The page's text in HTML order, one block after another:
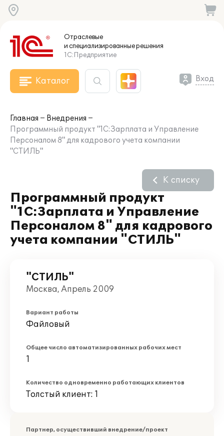
Отраслевые
и специализированныерешения
1С:Предприятие
Каталог Вход
Главная
Внедрения
Программный продукт "1С:Зарплата и Управление
Персоналом 8" для кадрового учета компании
"СТИЛЬ"
Программный продукт
"1С:Зарплата и Управление
Персоналом 8" для кадрового
учета компании "СТИЛЬ"
К списку
"СТИЛЬ"
Москва, Апрель 2009
Вариант работы
Файловый
Общее число автоматизированных рабочих мест
1
Количество одновременно работающих клиентов
Толстый клиент: 1
Партнер, осуществивший внедрение/проект